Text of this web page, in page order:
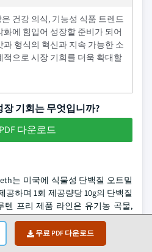
무료 PDF 다운로드
건강 의식, 기능성 식품 트렌드
화에 힘입어 성장할 준비가 되어
과 형식의 혁신과 지속 가능한 소
적으로 시장 기회를 더욱 확대할
기회는 무엇입니까?
다운로드
는 미국에 식물성 단백질 오트밀
공하며 1회 제공량당 10g의 단백질
텐 프리 제품 라인은 유기농 곡물,
진 비건 제품에서 만들어졌으며,
표를 대표하는 데 도움이 되었습